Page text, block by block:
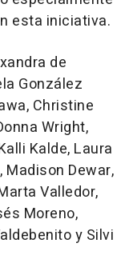
esta iniciativa.
de
González
Christine
Wright,
Kalde, Laura
Madison Dewar,
Valledor,
Moreno,
y Silvi